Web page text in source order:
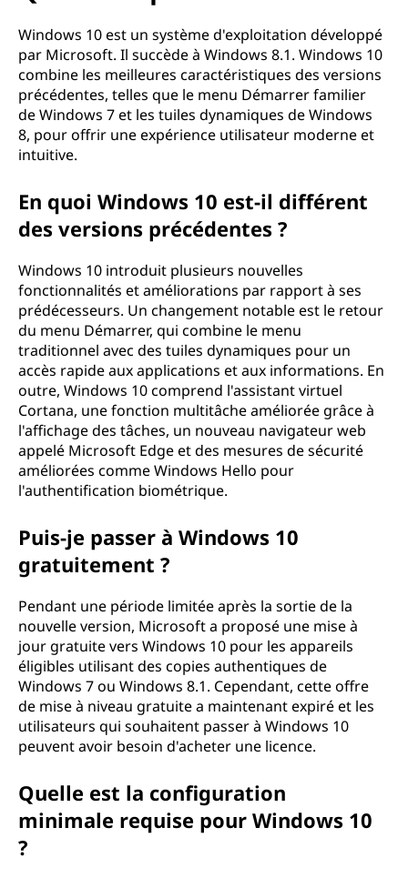
W
w
Windows 10 est un système d'exploitation développé
par Microsoft. Il succède à Windows 8.1. Windows 10
combine les meilleures caractéristiques des versions
précédentes, telles que le menu Démarrer familier
de Windows 7 et les tuiles dynamiques de Windows
8, pour offrir une expérience utilisateur moderne et
intuitive.
En quoi Windows 10 est-il différent
des versions précédentes ?
Windows 10 introduit plusieurs nouvelles
fonctionnalités et améliorations par rapport à ses
prédécesseurs. Un changement notable est le retour
du menu Démarrer, qui combine le menu
traditionnel avec des tuiles dynamiques pour un
accès rapide aux applications et aux informations. En
outre, Windows 10 comprend l'assistant virtuel
Cortana, une fonction multitâche améliorée grâce à
l'affichage des tâches, un nouveau navigateur web
appelé Microsoft Edge et des mesures de sécurité
améliorées comme Windows Hello pour
l'authentification biométrique.
Puis-je passer à Windows 10
gratuitement ?
Pendant une période limitée après la sortie de la
nouvelle version, Microsoft a proposé une mise à
jour gratuite vers Windows 10 pour les appareils
éligibles utilisant des copies authentiques de
Windows 7 ou Windows 8.1. Cependant, cette offre
de mise à niveau gratuite a maintenant expiré et les
utilisateurs qui souhaitent passer à Windows 10
peuvent avoir besoin d'acheter une licence.
Quelle est la configuration
minimale requise pour Windows 10
?